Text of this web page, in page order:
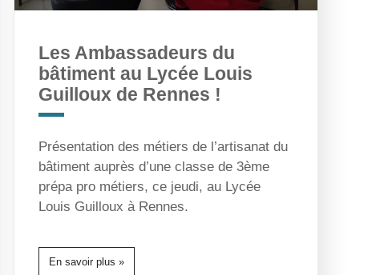
Les Ambassadeurs du
bâtiment au Lycée Louis
Guilloux de Rennes !
Présentation des métiers de l’artisanat du
bâtiment auprès d’une classe de 3ème
prépa pro métiers, ce jeudi, au Lycée
Louis Guilloux à Rennes.
En savoir plus »